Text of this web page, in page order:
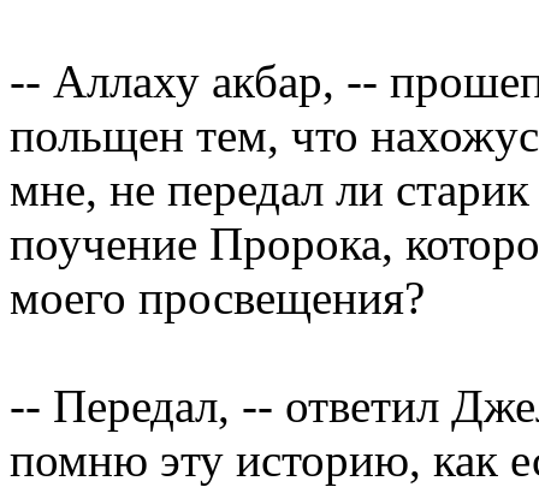
-- Аллаху акбар, --
польщен тем, что
мне, не передал ли
поучение Пророка,
моего просвещения?
-- Передал, -- ответил
помню эту историю, как